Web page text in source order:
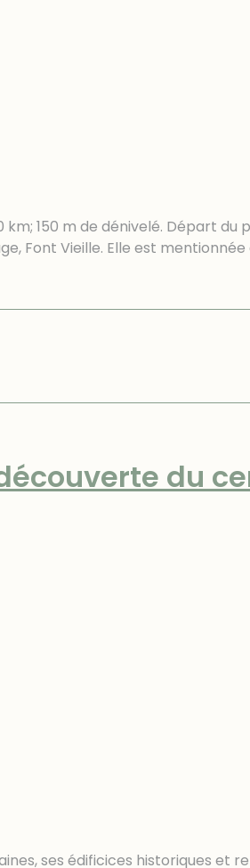
150 m de dénivelé. Départ
Font Vieille. Elle est mentionnée
découverte du
ses édificices historiques et